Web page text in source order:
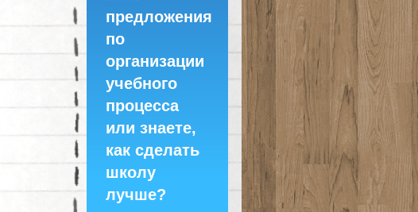
предложения
по
организации
учебного
процесса
или знаете,
как сделать
школу
лучше?